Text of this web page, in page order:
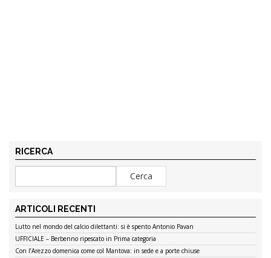
RICERCA
ARTICOLI RECENTI
Lutto nel mondo del calcio dilettanti: si è spento Antonio Pavan
UFFICIALE – Berbenno ripescato in Prima categoria
Con l’Arezzo domenica come col Mantova: in sede e a porte chiuse